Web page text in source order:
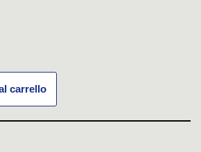
carrello